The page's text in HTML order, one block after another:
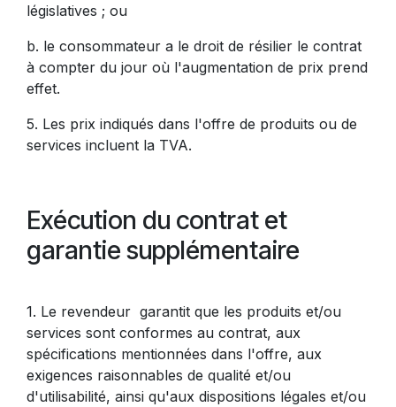
législatives ; ou
b. le consommateur a le droit de résilier le contrat
à compter du jour où l'augmentation de prix prend
effet.
5. Les prix indiqués dans l'offre de produits ou de
services incluent la TVA.
Exécution du contrat et
garantie supplémentaire
1. Le revendeur garantit que les produits et/ou
services sont conformes au contrat, aux
spécifications mentionnées dans l'offre, aux
exigences raisonnables de qualité et/ou
d'utilisabilité, ainsi qu'aux dispositions légales et/ou